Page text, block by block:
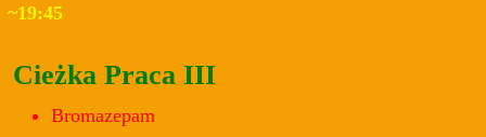
~19:45
Cieżka Praca III
Bromazepam